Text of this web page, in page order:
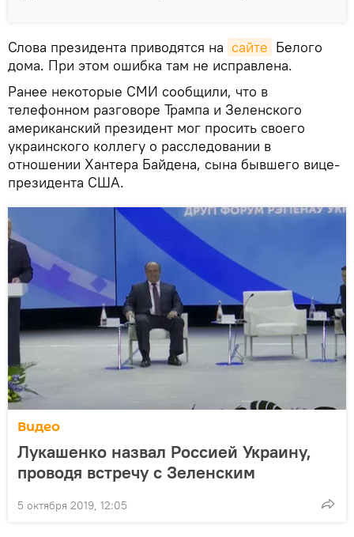
Слова президента приводятся на сайте Белого
дома. При этом ошибка там не исправлена.
Ранее некоторые СМИ сообщили, что в
телефонном разговоре Трампа и Зеленского
американский президент мог просить своего
украинского коллегу о расследовании в
отношении Хантера Байдена, сына бывшего вице-
президента США.
Видео
Лукашенко назвал Россией Украину,
проводя встречу с Зеленским
5 октября 2019, 12:05